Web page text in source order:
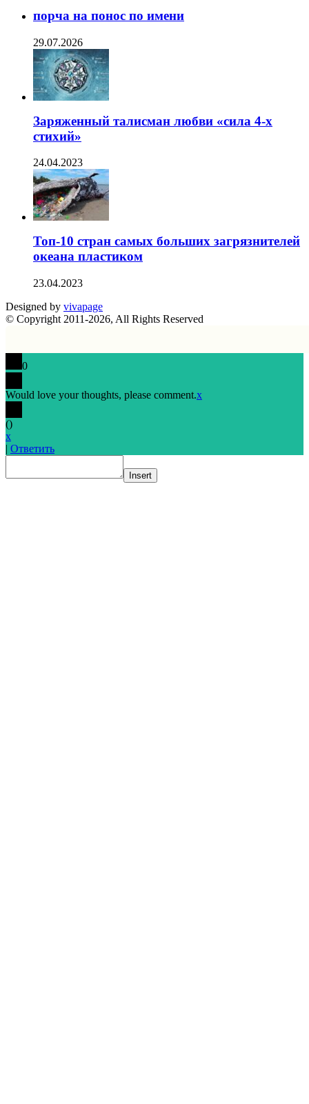
порча на понос по имени
29.07.2026
Заряженный талисман любви «сила 4-х
стихий»
24.04.2023
Топ-10 стран самых больших загрязнителей
океана пластиком
23.04.2023
Designed by vivapage
© Copyright 2011-2026, All Rights Reserved
0
Would love your thoughts, please comment.x
()
x
| Ответить
Insert